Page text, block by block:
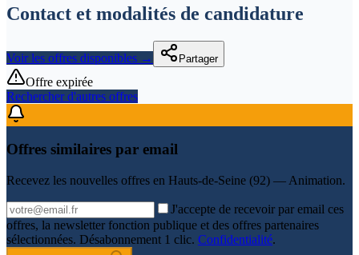
Contact et modalités de candidature
Voir les offres disponibles → Partager
Offre expirée
Rechercher d'autres offres
Offres similaires par email
Recevez les nouvelles offres en Hauts-de-Seine (92) — Animation.
J'accepte de recevoir par email ces
offres, la newsletter fonction publique et des offres partenaires
sélectionnées. Désabonnement 1 clic. Confidentialité.